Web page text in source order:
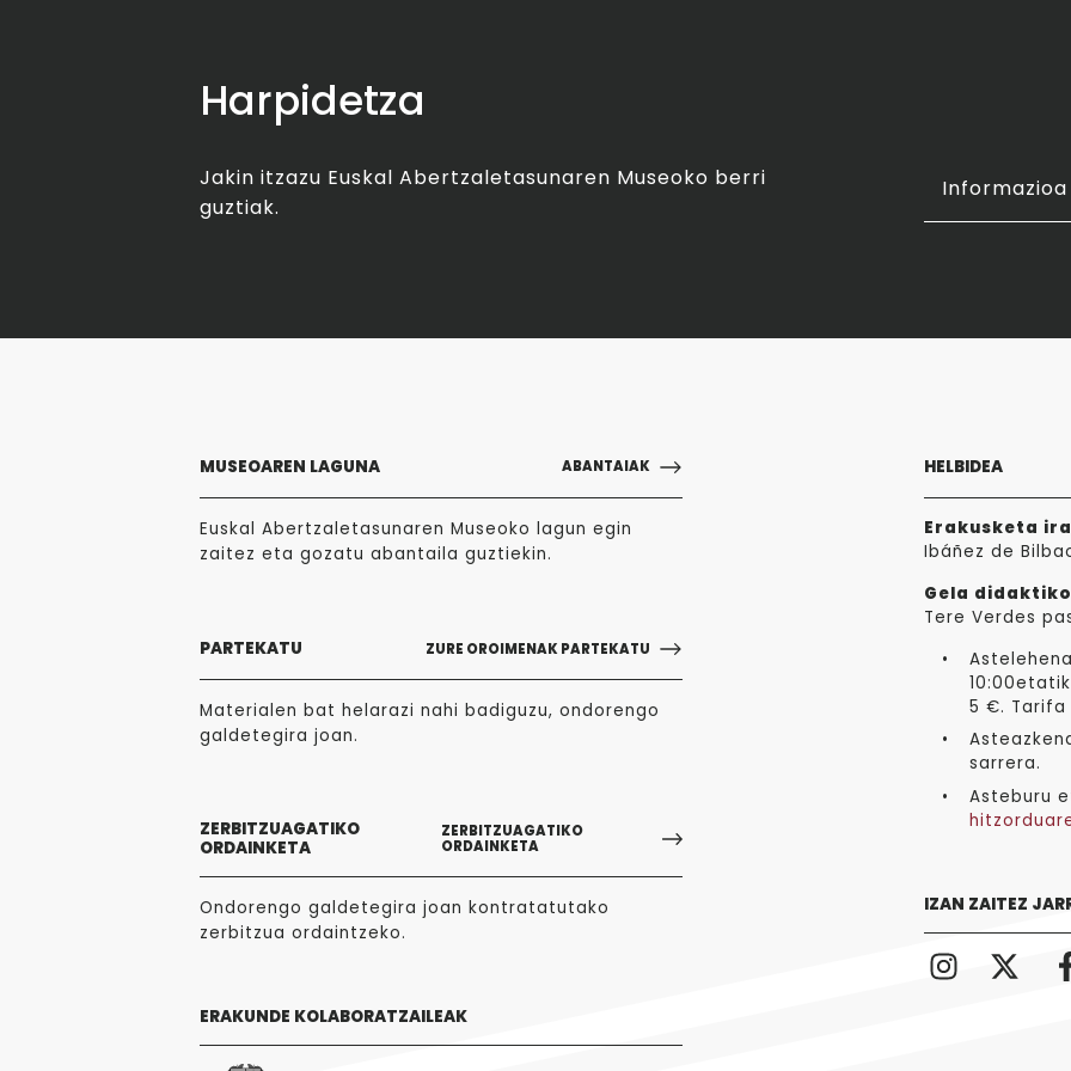
Harpidetza
Jakin itzazu Euskal Abertzaletasunaren Museoko berri
guztiak.
MUSEOAREN LAGUNA ABANTAIAK
Euskal Abertzaletasunaren Museoko lagun egin
zaitez eta gozatu abantaila guztiekin.
PARTEKATU ZURE OROIMENAK PARTEKATU
Materialen bat helarazi nahi badiguzu, ondorengo
galdetegira joan.
ZERBITZUAGATIKO
ORDAINKETA
ZERBITZUAGATIKO
ORDAINKETA
Ondorengo galdetegira joan kontratatutako
zerbitzua ordaintzeko.
ERAKUNDE KOLABORATZAILEAK
HELBIDEA
Erakusketa
Ibáñez de
Gela
Tere Verdes
5 €. Tarifa
sarrera.
Asteburu
IZAN ZAITEZ